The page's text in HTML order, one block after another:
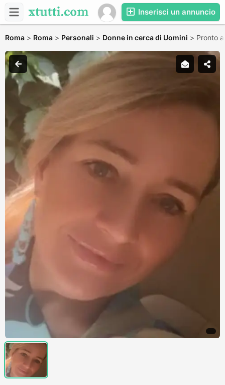
Inserisci un annuncio
Roma > Roma > Personali > Donne in cerca di Uomini > Pronto